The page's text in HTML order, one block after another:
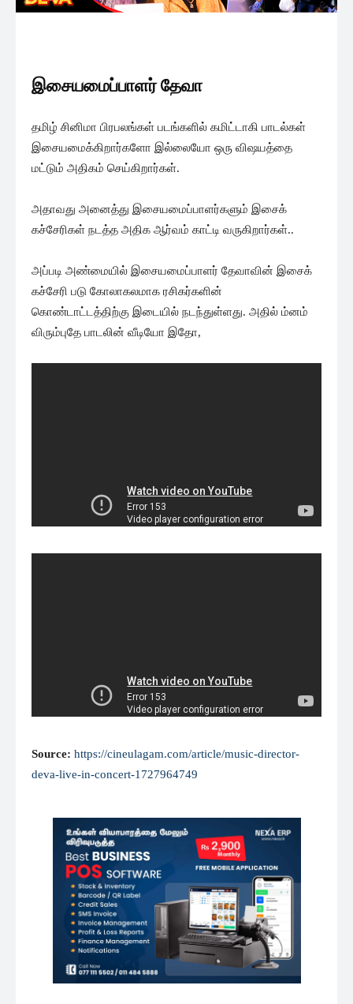
இசையமைப்பாளர் தேவா
தமிழ் சினிமா பிரபலங்கள் படங்களில் கமிட்டாகி பாடல்கள்
இசையமைக்கிறார்களோ இல்லையோ ஒரு விஷயத்தை
மட்டும் அதிகம் செய்கிறார்கள்.
அதாவது அனைத்து இசையமைப்பாளர்களும் இசைக்
கச்சேரிகள் நடத்த அதிக ஆர்வம் காட்டி வருகிறார்கள்..
அப்படி அண்மையில் இசையமைப்பாளர் தேவாவின் இசைக்
கச்சேரி படு கோலாகலமாக ரசிகர்களின்
கொண்டாட்டத்திற்கு இடையில் நடந்துள்ளது. அதில் ம்னம்
விரும்புதே பாடலின் வீடியோ இதோ,
Source: https://cineulagam.com/article/music-director-
deva-live-in-concert-1727964749